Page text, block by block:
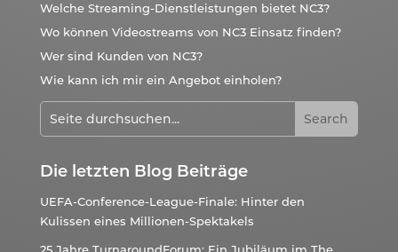
Welche Streaming-Dienstleistungen bietet NC3?
Wo können Videostreams von NC3 Einsatz finden?
Wer sind Kunden von NC3?
Wie kann ich mir ein Angebot einholen?
Die letzten Blog Beiträge
UEFA-Conference-League-Finale: Hinter den
Kulissen eines Millionen-Spektakels